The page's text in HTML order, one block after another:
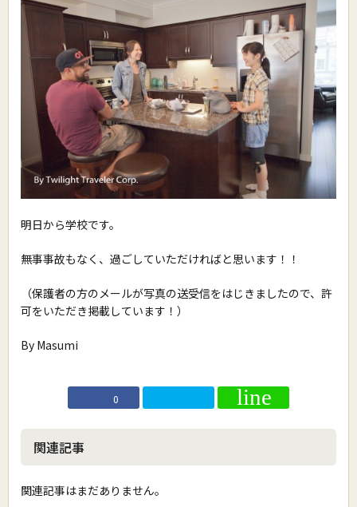
明日から学校です。
無事事故もなく、過ごしていただければと思います！！
（保護者の方のメールが写真の送受信をはじきましたので、許
可をいただき掲載しています！）
By Masumi
0
関連記事
関連記事はまだありません。